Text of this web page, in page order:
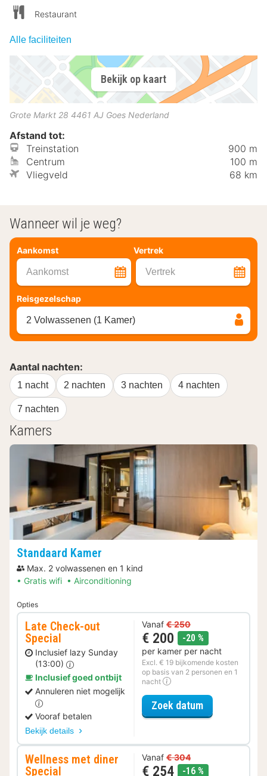
Restaurant
Alle faciliteiten
Bekijk op kaart
Grote Markt 28 4461 AJ Goes Nederland
Afstand tot:
Treinstation
900 m
Centrum
100 m
Vliegveld
68 km
Wanneer wil je weg?
Aankomst Vertrek
Aankomst Vertrek
Reisgezelschap
2 Volwassenen (1 Kamer)
Aantal nachten:
1 nacht 2 nachten 3 nachten 4 nachten
7 nachten
Kamers
Standaard Kamer
Max. 2 volwassenen en 1 kind
Gratis wifi
Airconditioning
Opties
Late Check-out
Special
Inclusief lazy Sunday
(13:00)
Inclusief goed ontbijt
Annuleren niet mogelijk
Vooraf betalen
Bekijk details
Vanaf € 250
€ 200 -20 %
per kamer per nacht
Excl. € 19 bijkomende kosten
op basis van 2 personen en 1
nacht
Zoek datumvoor Late
Wellness met diner
Special
Vanaf € 304
€ 254 -16 %